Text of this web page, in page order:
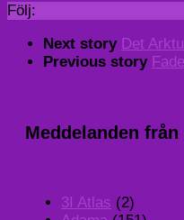
Följ:
Next story Det
Previous story
Meddelanden
3I Atlas (2)